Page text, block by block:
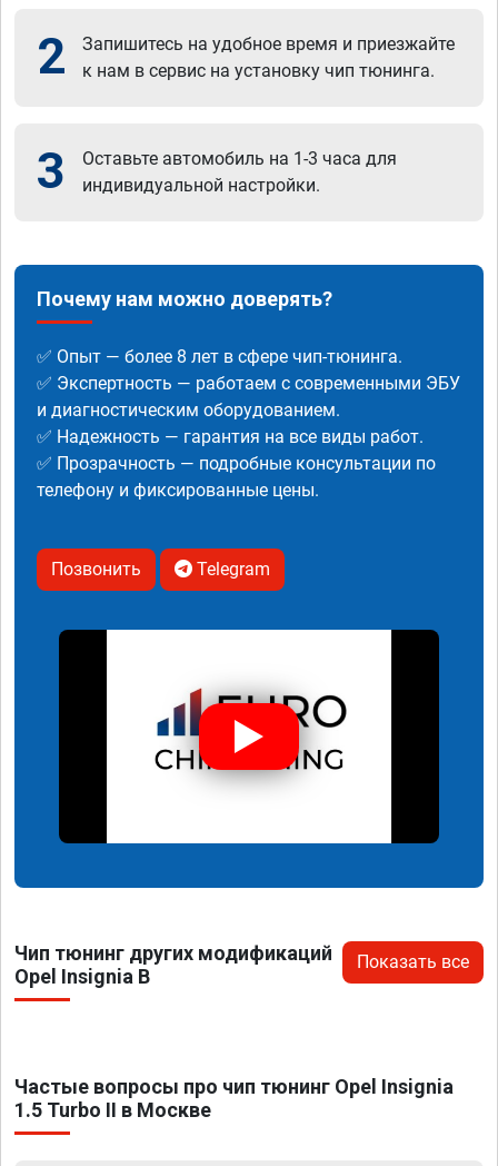
2
Запишитесь на удобное время и приезжайте
к нам в сервис на установку чип тюнинга.
3
Оставьте автомобиль на 1-3 часа для
индивидуальной настройки.
Почему нам можно доверять?
✅ Опыт — более 8 лет в сфере чип-тюнинга.
✅ Экспертность — работаем с современными ЭБУ
и диагностическим оборудованием.
✅ Надежность — гарантия на все виды работ.
✅ Прозрачность — подробные консультации по
телефону и фиксированные цены.
Позвонить Telegram
Чип тюнинг других модификаций
Opel Insignia B
Показать все
Частые вопросы про чип тюнинг Opel Insignia
1.5 Turbo II в Москве